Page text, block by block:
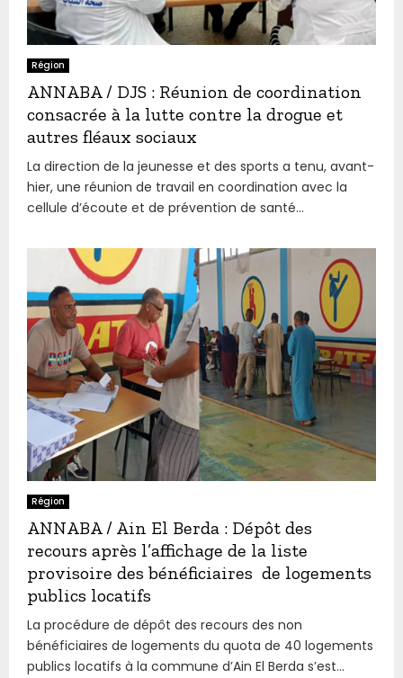
Région
ANNABA / DJS : Réunion de coordination
consacrée à la lutte contre la drogue et
autres fléaux sociaux
La direction de la jeunesse et des sports a tenu, avant-
hier, une réunion de travail en coordination avec la
cellule d’écoute et de prévention de santé...
Région
ANNABA / Ain El Berda : Dépôt des
recours après l’affichage de la liste
provisoire des bénéficiaires de logements
publics locatifs
La procédure de dépôt des recours des non
bénéficiaires de logements du quota de 40 logements
publics locatifs à la commune d’Ain El Berda s’est...